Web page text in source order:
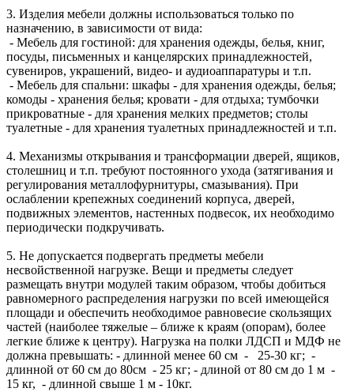
3. Изделия мебели должны использоваться только по
назначению, в зависимости от вида:
- Мебель для гостиной: для хранения одежды, белья, книг,
посуды, письменных и канцелярских принадлежностей,
сувениров, украшений, видео- и аудиоаппаратуры и т.п.
- Мебель для спальни: шкафы - для хранения одежды, белья;
комоды - хранения белья; кровати - для отдыха; тумбочки
прикроватные - для хранения мелких предметов; столы
туалетные - для хранения туалетных принадлежностей и т.п.
4. Механизмы открывания и трансформации дверей, ящиков,
столешниц и т.п. требуют постоянного ухода (затягивания и
регулирования металлофурнитуры, смазывания). При
ослаблении крепежных соединений корпуса, дверей,
подвижных элементов, настенных подвесок, их необходимо
периодически подкручивать.
5. Не допускается подвергать предметы мебели
несвойственной нагрузке. Вещи и предметы следует
размещать внутри модулей таким образом, чтобы добиться
равномерного распределения нагрузки по всей имеющейся
площади и обеспечить необходимое равновесие скользящих
частей (наиболее тяжелые – ближе к краям (опорам), более
легкие ближе к центру). Нагрузка на полки ЛДСП и МДФ не
должна превышать: - длинной менее 60 см - 25-30 кг; -
длинной от 60 см до 80см - 25 кг; - длиной от 80 см до 1 м -
15 кг, - длинной свыше 1 м - 10кг.